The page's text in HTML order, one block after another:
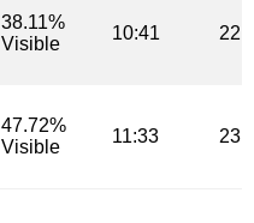
38.11%
Visible
10:41
47.72%
Visible
11:33